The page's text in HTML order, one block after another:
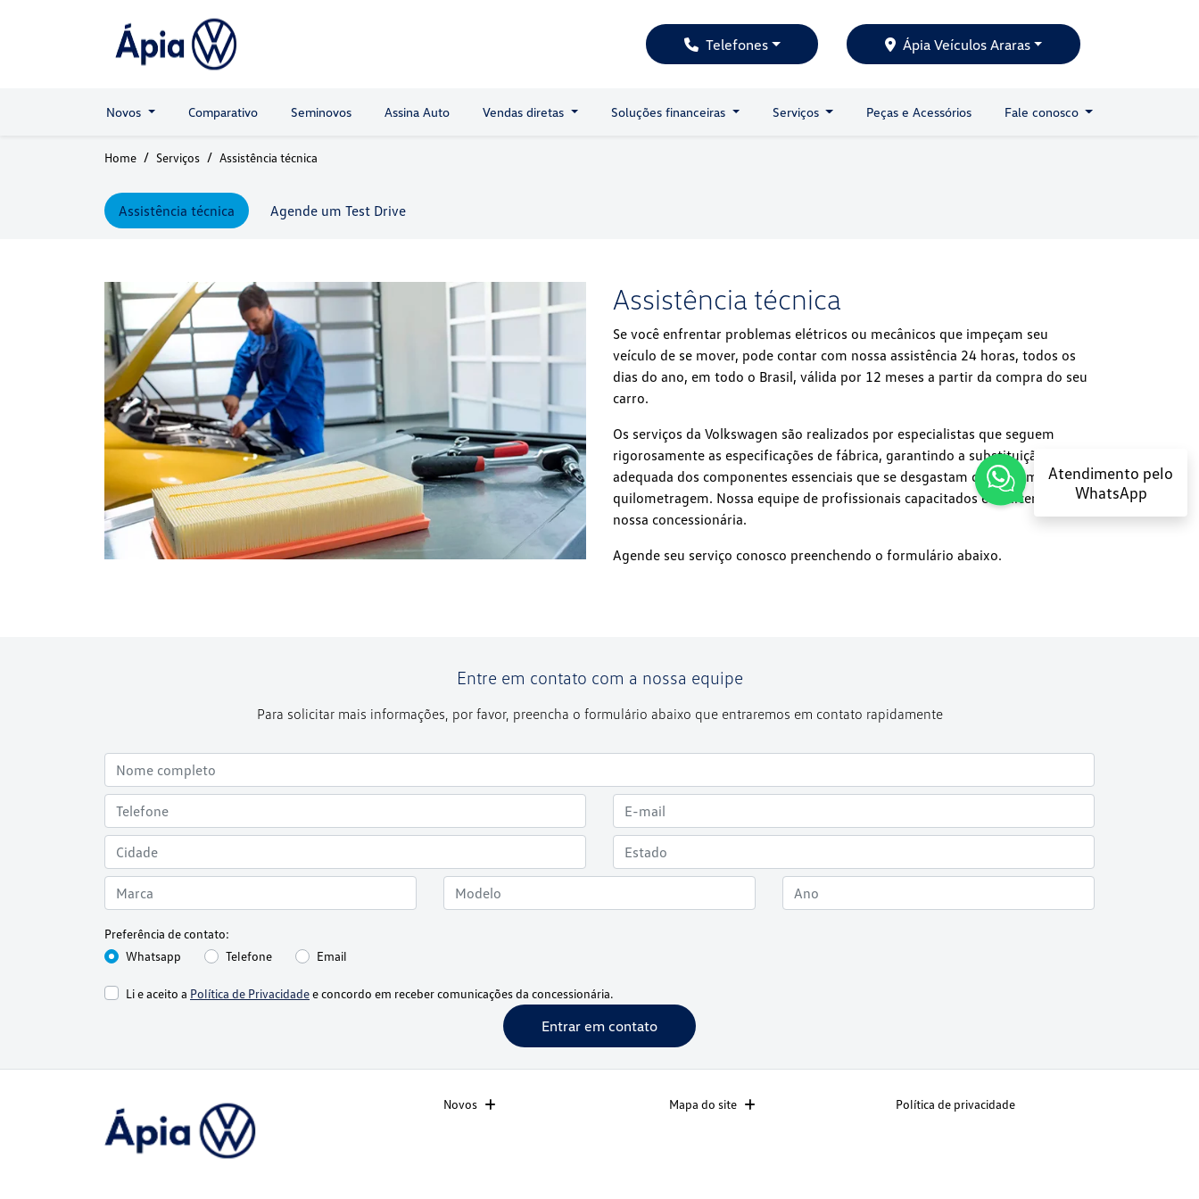
Telefones Ápia Veículos Araras
Novos Comparativo Seminovos Assina Auto Vendas diretas Soluções financeiras Serviços Peças e Acessórios Fale conosco
Home Serviços Assistência técnica
Assistência técnica Agende um Test Drive
Assistência técnica
Se você enfrentar problemas elétricos ou mecânicos que impeçam seu
veículo de se mover, pode contar com nossa assistência 24 horas, todos os
dias do ano, em todo o Brasil, válida por 12 meses a partir da compra do seu
carro.
Os serviços da Volkswagen são realizados por especialistas que seguem
rigorosamente as especificações de fábrica, garantindo a substituição
adequada dos componentes essenciais que se desgastam com o tempo e a
quilometragem. Nossa equipe de profissionais capacitados é o alicerce da
nossa concessionária.
Agende seu serviço conosco preenchendo o formulário abaixo.
Entre em contato com a nossa equipe
Para solicitar mais informações, por favor, preencha o formulário abaixo que entraremos em contato rapidamente
Preferência de contato:
Whatsapp
Telefone Email
Li e aceito a Política de Privacidadee concordo em receber comunicações da concessionária.
Entrar em contato
Novos Mapa do site Política de privacidade
Atendimento pelo
WhatsApp